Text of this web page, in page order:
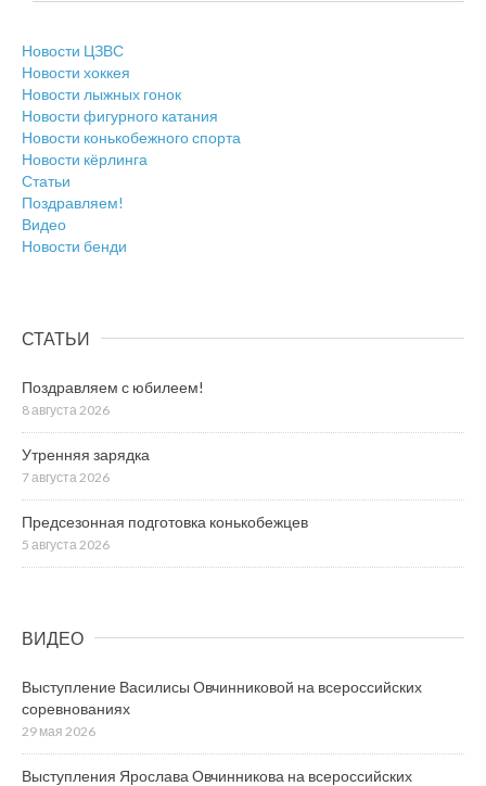
Новости ЦЗВС
Новости хоккея
Новости лыжных гонок
Новости фигурного катания
Новости конькобежного спорта
Новости кёрлинга
Статьи
Поздравляем!
Видео
Новости бенди
СТАТЬИ
Поздравляем с юбилеем!
8 августа 2026
Утренняя зарядка
7 августа 2026
Предсезонная подготовка конькобежцев
5 августа 2026
ВИДЕО
Выступление Василисы Овчинниковой на всероссийских
соревнованиях
29 мая 2026
Выступления Ярослава Овчинникова на всероссийских